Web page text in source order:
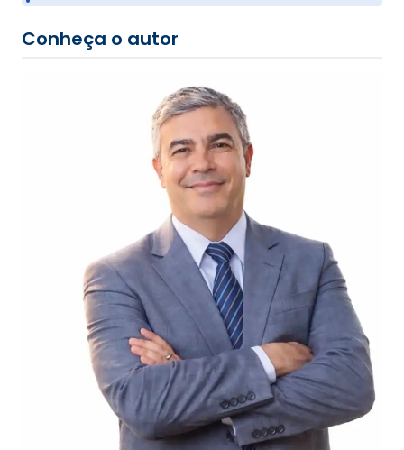
Conheça o autor